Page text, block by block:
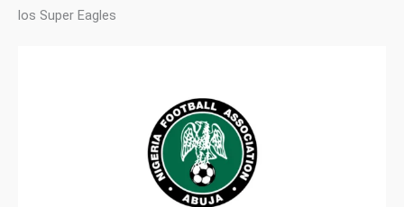
los Super Eagles